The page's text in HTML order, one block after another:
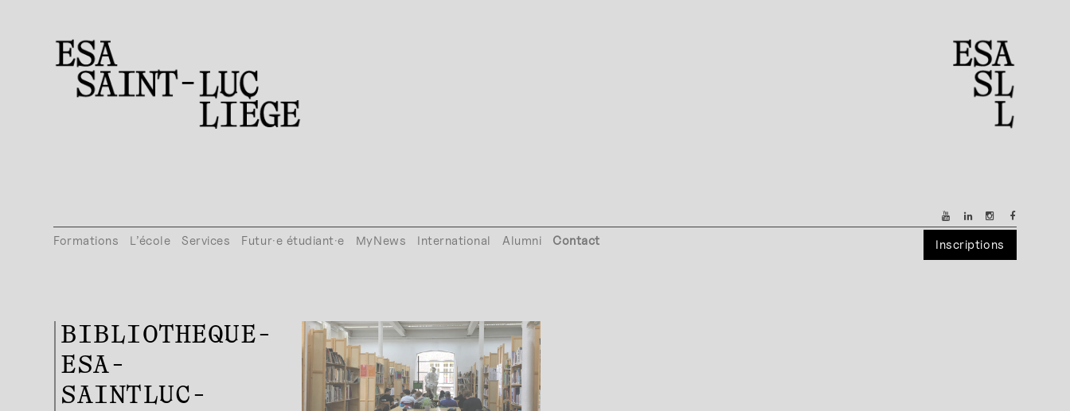
Formations L’école Services Futur·e étudiant·e MyNews International Alumni Contact Inscriptions
BIBLIOTHEQUE-
ESA-
SAINTLUC-